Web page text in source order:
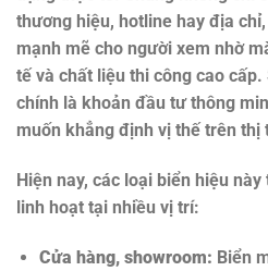
thương hiệu, hotline hay địa
mạnh mẽ cho người xem nhờ
tế và chất liệu thi công cao
chính là khoản đầu tư thông
muốn khẳng định vị thế trên thị
Hiện nay, các loại biển hiệu
linh hoạt tại nhiều vị trí:
Cửa hàng, showroom: Biển